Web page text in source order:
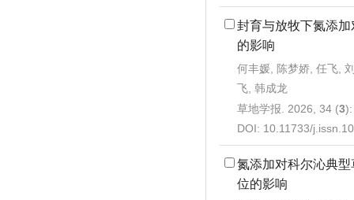
封育与放牧下氮添
的影响
何丰媛, 陈梦娇, 任飞,
飞, 韩成龙
草地学报. 2026, 34 (3
DOI: 10.11733/
氮添加对科尔沁典
位的影响